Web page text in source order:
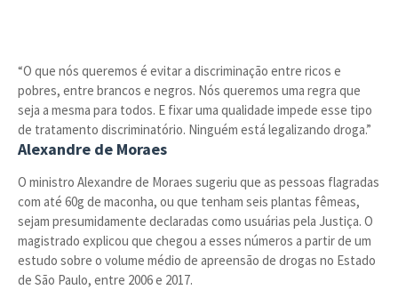
“O que nós queremos é evitar a discriminação entre ricos e
pobres, entre brancos e negros. Nós queremos uma regra que
seja a mesma para todos. E fixar uma qualidade impede esse tipo
de tratamento discriminatório. Ninguém está legalizando droga.”
Alexandre de Moraes
O ministro Alexandre de Moraes sugeriu que as pessoas flagradas
com até 60g de maconha, ou que tenham seis plantas fêmeas,
sejam presumidamente declaradas como usuárias pela Justiça. O
magistrado explicou que chegou a esses números a partir de um
estudo sobre o volume médio de apreensão de drogas no Estado
de São Paulo, entre 2006 e 2017.